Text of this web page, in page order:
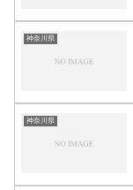
神奈川県
神奈川県